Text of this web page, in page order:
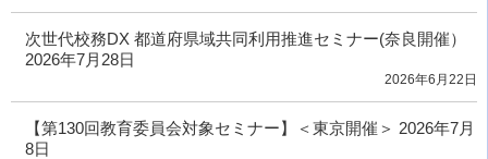
次世代校務DX 都道府県域共同利用推進セミナー(奈良開催）
2026年7月28日
2026年6月22日
【第130回教育委員会対象セミナー】＜東京開催＞ 2026年7月
8日